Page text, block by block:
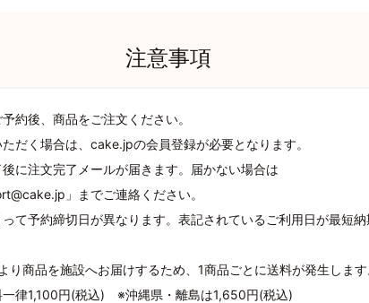
注意事項
約後、商品をご注文ください。
ただく場合は、cake.jpの会員登録が必要となります。
に注文完了メールが届きます。届かない場合は
」までご連絡ください。
て予約締切日が異なります。表記されているご利用日が最短納
り商品を施設へお届けするため、1商品ごとに送料が発生しま
一律1,100円(税込) ※沖縄県・離島は1,650円(税込)